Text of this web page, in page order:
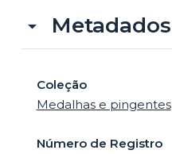
Metadados
Coleção
Medalhas e pingentes
Número de Registro